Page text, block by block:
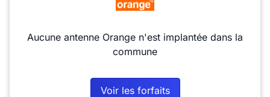
Aucune antenne Orange n'est implantée dans la
commune
Voir les forfaits